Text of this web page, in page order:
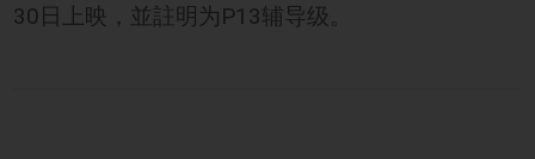
30日上映，並註明为P13辅导级。